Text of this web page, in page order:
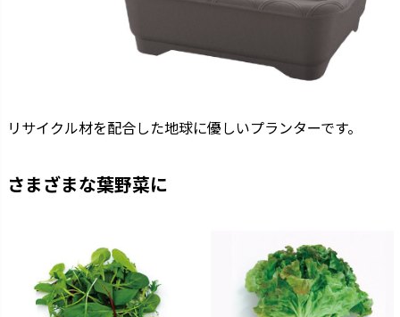
リサイクル材を配合した地球に優しいプランターです。
さまざまな葉野菜に